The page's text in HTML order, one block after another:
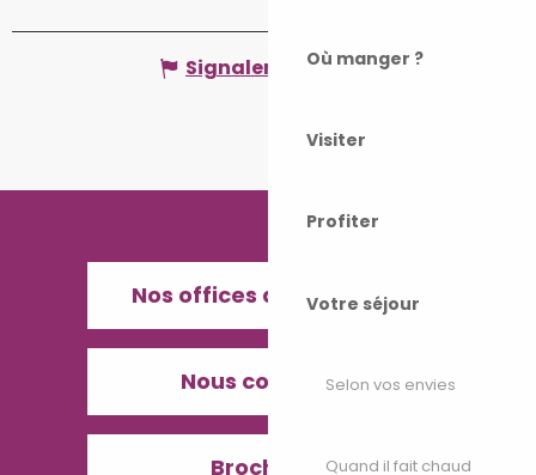
Où manger ?
Visiter
Profiter
Votre séjour
Selon vos envies
Quand il fait chaud
Signaler une erreur
Nos offices de Tourisme
Nous contacter
Brochures